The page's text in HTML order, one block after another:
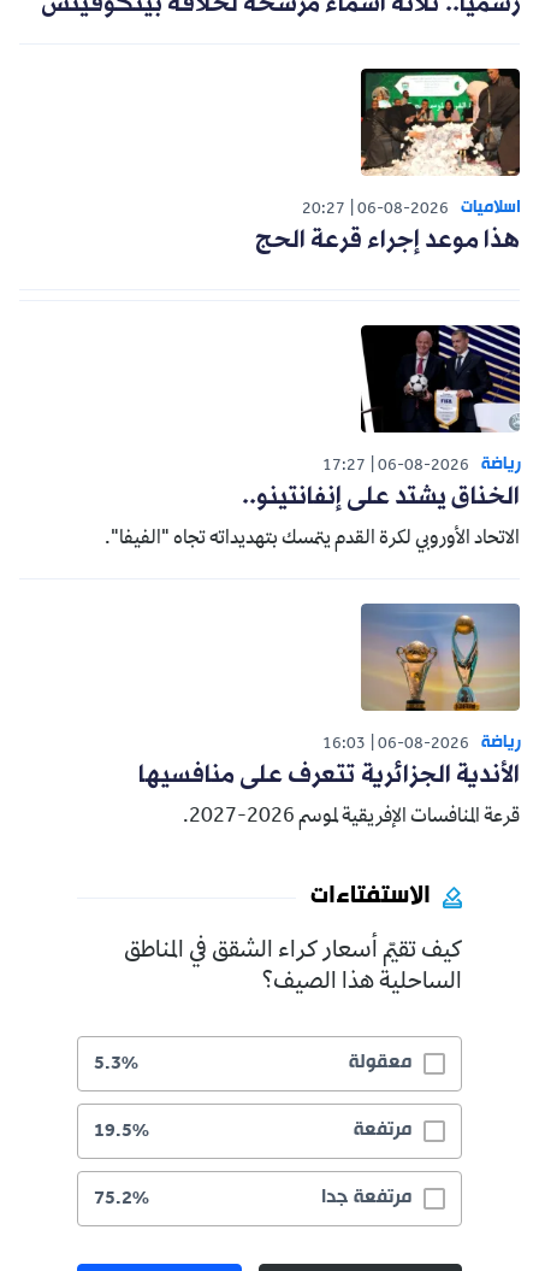
اسلاميات 06-08-2026
20:27
هذا موعد إجراء قرعة الحج
رياضة 06-08-2026
17:27
الخناق يشتد على إنفانتينو..
الاتحاد الأوروبي لكرة القدم يتمسك بتهديداته تجاه "الفيفا".
رياضة 06-08-2026
16:03
الأندية الجزائرية تتعرف على منافسيها
قرعة المنافسات الإفريقية لموسم 2026-2027.
الاستفتاءات
كيف تقيّم أسعار كراء الشقق في المناطق
الساحلية هذا الصيف؟
معقولة 5.3%
مرتفعة 19.5%
مرتفعة جدا 75.2%